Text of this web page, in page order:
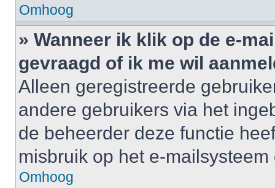
Omhoog
» Wanneer ik klik op de e-
gevraagd of ik me wil
Alleen geregistreerde
andere gebruikers via het
de beheerder deze functie
misbruik op het e-
Omhoog